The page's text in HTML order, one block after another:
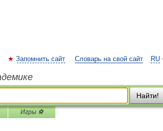
RU
Запомнить сайт Словарь на свой сайт
Найти!
Игры ⚽